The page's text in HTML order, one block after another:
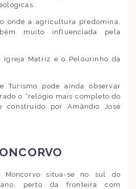
onde a agricultura predomina,
muito influenciada pela
Igreja Matriz e o Pelourinho da
Turismo pode ainda observar
o “relógio mais completo do
construído por Amândio José
situa-se no sul do
perto da fronteira com